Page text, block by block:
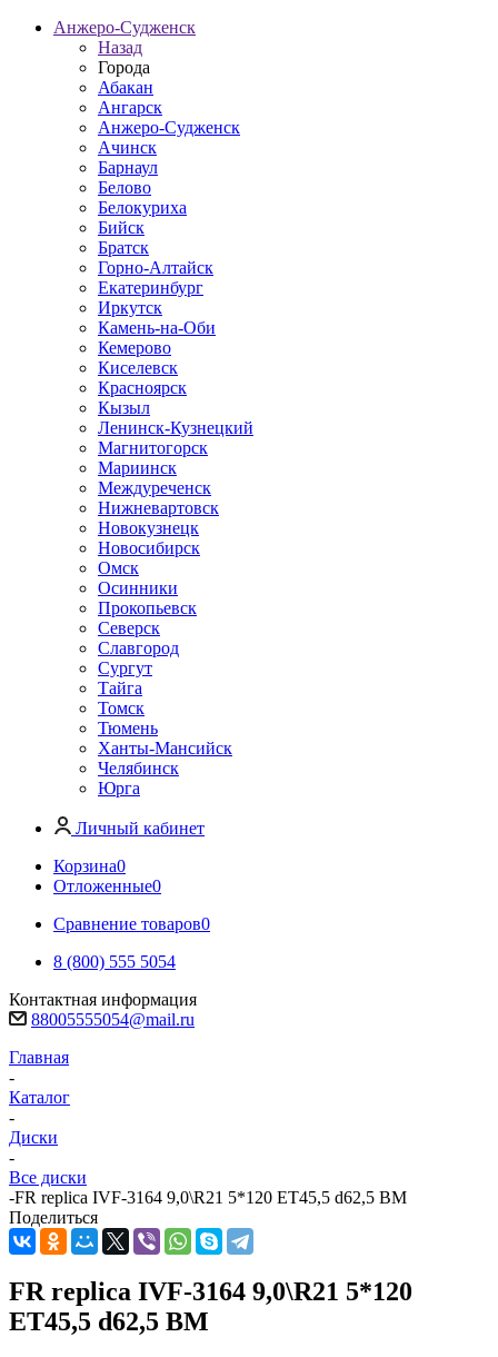
Анжеро-Судженск
Назад
Города
Абакан
Ангарск
Анжеро-Судженск
Ачинск
Барнаул
Белово
Белокуриха
Бийск
Братск
Горно-Алтайск
Екатеринбург
Иркутск
Камень-на-Оби
Кемерово
Киселевск
Красноярск
Кызыл
Ленинск-Кузнецкий
Магнитогорск
Мариинск
Междуреченск
Нижневартовск
Новокузнецк
Новосибирск
Омск
Осинники
Прокопьевск
Северск
Славгород
Сургут
Тайга
Томск
Тюмень
Ханты-Мансийск
Челябинск
Юрга
Личный кабинет
Корзина0
Отложенные0
Сравнение товаров0
8 (800) 555 5054
Контактная информация
88005555054@mail.ru
Главная
-
Каталог
-
Диски
-
Все диски
-FR replica IVF-3164 9,0\R21 5*120 ET45,5 d62,5 BM
Поделиться
FR replica IVF-3164 9,0\R21 5*120
ET45,5 d62,5 BM